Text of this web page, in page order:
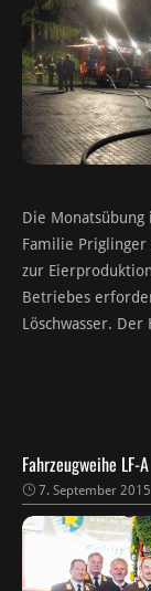
Die
Familie
zur
Betriebes
Löschwasser.
Fahrzeugweihe LF-A
7. September 2015